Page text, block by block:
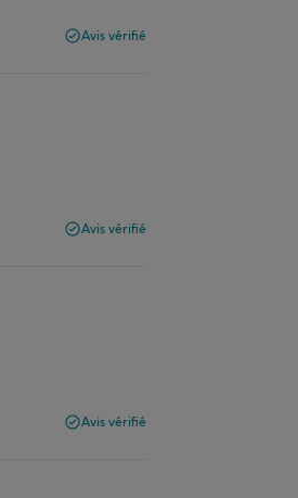
Avis vérifié
Avis vérifié
Avis vérifié